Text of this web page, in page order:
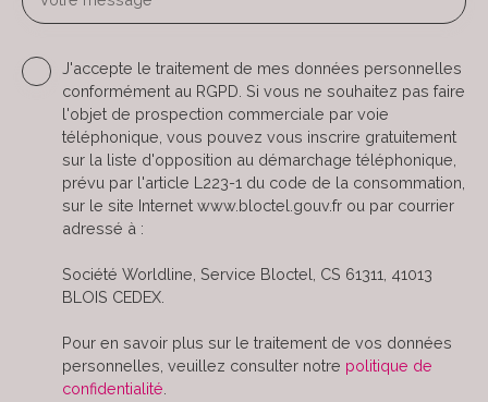
J'accepte le traitement de mes données personnelles
conformément au RGPD. Si vous ne souhaitez pas faire
l'objet de prospection commerciale par voie
téléphonique, vous pouvez vous inscrire gratuitement
sur la liste d'opposition au démarchage téléphonique,
prévu par l'article L223-1 du code de la consommation,
sur le site Internet www.bloctel.gouv.fr ou par courrier
adressé à :
Société Worldline, Service Bloctel, CS 61311, 41013
BLOIS CEDEX.
Pour en savoir plus sur le traitement de vos données
personnelles, veuillez consulter notre politique de
confidentialité